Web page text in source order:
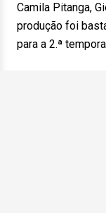
Camila Pitanga,
produção foi
para a 2.ª